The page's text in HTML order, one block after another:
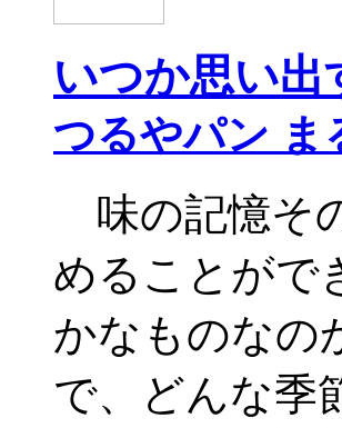
いつか思い
つるやパン ま
味の記憶そ
めることがで
かなものなの
で、どんな季